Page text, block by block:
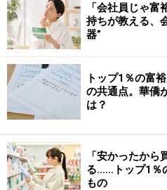
ちゃすごくないですか？
画像出典：『
FP1級取得！ サバンナ八木流
しかし、それも昔のこと。
「山手線の内側だけで、ア
る」といわれた時代から、も
「会社員じゃ
持ちが教える、
器”
トップ1％の富
の共通点。華僑
は？
「安かったか
る……トップ1％
もの